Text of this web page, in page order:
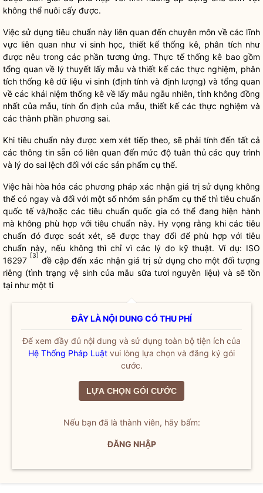
không thể nuôi cấy được.
Việc sử dụng tiêu chuẩn này liên quan đến chuyên môn về các lĩnh
vực liên quan như vi sinh học, thiết kế thống kê, phân tích như
được nêu trong các phần tương ứng. Thực tế thống kê bao gồm
tổng quan về lý thuyết lấy mẫu và thiết kế các thực nghiệm, phân
tích thống kê dữ liệu vi sinh (định tính và định lượng) và tổng quan
về các khái niệm thống kê về lấy mẫu ngẫu nhiên, tính không đồng
nhất của mẫu, tính ổn định của mẫu, thiết kế các thực nghiệm và
các thành phần phương sai.
Khi tiêu chuẩn này được xem xét tiếp theo, sẽ phải tính đến tất cả
các thông tin sẵn có liên quan đến mức độ tuân thủ các quy trình
và lý do sai lệch đối với các sản phẩm cụ thể.
Việc hài hòa hóa các phương pháp xác nhận giá trị sử dụng không
thể có ngay và đối với một số nhóm sản phẩm cụ thể thì tiêu chuẩn
quốc tế và/hoặc các tiêu chuẩn quốc gia có thể đang hiện hành
mà không phù hợp với tiêu chuẩn này. Hy vọng rằng khi các tiêu
chuẩn đó được soát xét, sẽ được thay đổi để phù hợp với tiêu
chuẩn này, nếu không thì chỉ vì các lý do kỹ thuật. Ví dụ: ISO
16297 [3] đề cập đến xác nhận giá trị sử dụng cho một đối tượng
riêng (tình trạng vệ sinh của mẫu sữa tươi nguyên liệu) và sẽ tồn
tại như một ti
ĐÂY LÀ NỘI DUNG CÓ THU PHÍ
Để xem đầy đủ nội dung và sử dụng toàn bộ tiện ích của
Hệ Thống Pháp Luật vui lòng lựa chọn và đăng ký gói
cước.
LỰA CHỌN GÓI CƯỚC
Nếu bạn đã là thành viên, hãy bấm:
ĐĂNG NHẬP